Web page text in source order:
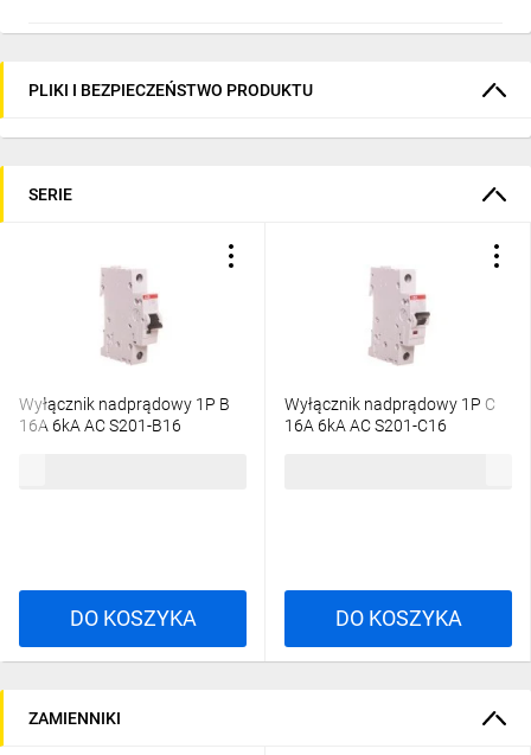
PLIKI I BEZPIECZEŃSTWO PRODUKTU
SERIE
Wyłącznik nadprądowy 1P B
16A 6kA AC S201-B16
DO KOSZYKA
Wyłącznik nadprądowy 1P C
16A 6kA AC S201-C16
DO KOSZYKA
ZAMIENNIKI